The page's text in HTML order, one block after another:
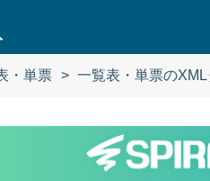
・単票 一覧表・単票の